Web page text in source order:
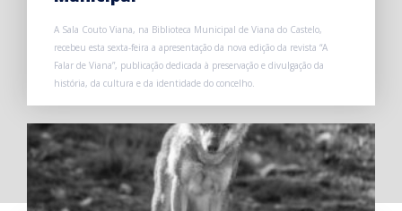
A Sala Couto Viana, na Biblioteca Municipal de Viana do Castelo,
recebeu esta sexta-feira a apresentação da nova edição da revista “A
Falar de Viana”, publicação dedicada à preservação e divulgação da
história, da cultura e da identidade do concelho.